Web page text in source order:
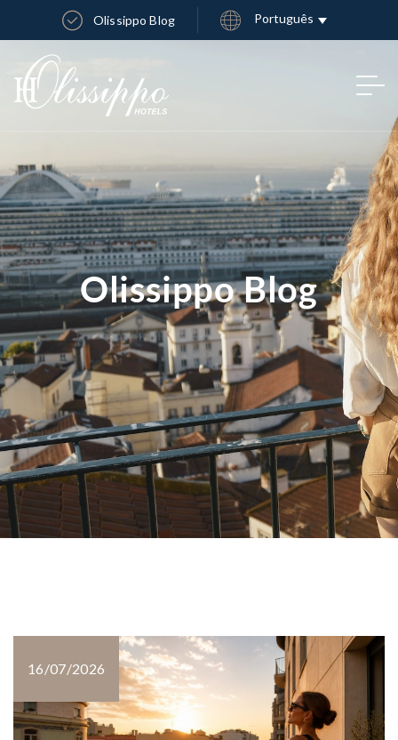
Olissippo Blog Português
Olissippo Blog
16/07/2026